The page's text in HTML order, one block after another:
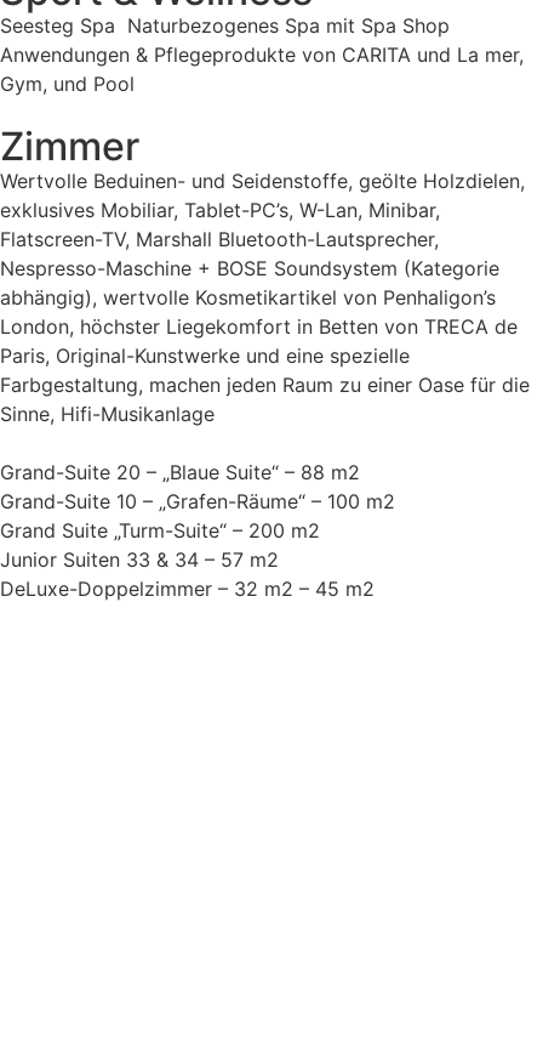
Seesteg Spa  Naturbezogenes Spa mit Spa Shop
Anwendungen & Pflegeprodukte von CARITA und La mer,
Gym, und Pool
Zimmer
Wertvolle Beduinen- und Seidenstoffe, geölte Holzdielen,
exklusives Mobiliar, Tablet-PC’s, W-Lan, Minibar,
Flatscreen-TV, Marshall Bluetooth-Lautsprecher,
Nespresso-Maschine + BOSE Soundsystem (Kategorie
abhängig), wertvolle Kosmetikartikel von Penhaligon’s
London, höchster Liegekomfort in Betten von TRECA de
Paris, Original-Kunstwerke und eine spezielle
Farbgestaltung, machen jeden Raum zu einer Oase für die
Sinne, Hifi-Musikanlage
Grand-Suite 20 – „Blaue Suite“ – 88 m2
Grand-Suite 10 – „Grafen-Räume“ – 100 m2
Grand Suite „Turm-Suite“ – 200 m2
Junior Suiten 33 & 34 – 57 m2
DeLuxe-Doppelzimmer – 32 m2 – 45 m2